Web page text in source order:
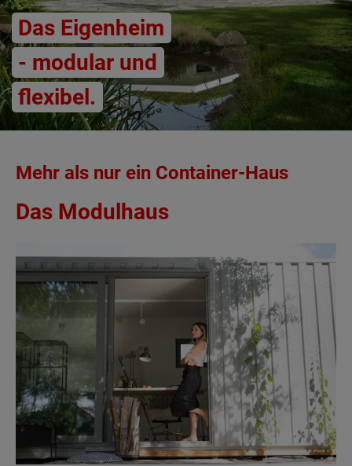
Das Eigenheim
- modular und
flexibel.
Mehr als nur ein Container-Haus
Das Modulhaus